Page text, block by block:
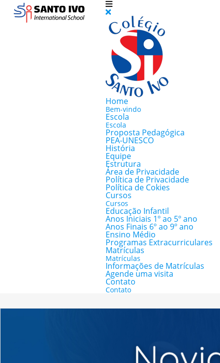
Home
Bem-vindo
Escola
Escola
Proposta Pedagógica
PEA-UNESCO
História
Equipe
Estrutura
Área de Privacidade
Política de Privacidade
Política de Cokies
Cursos
Cursos
Educação Infantil
Anos Iniciais 1º ao 5º ano
Anos Finais 6º ao 9º ano
Ensino Médio
Programas Extracurriculares
Matrículas
Matrículas
Informações de Matrículas
Agende uma visita
Contato
Contato